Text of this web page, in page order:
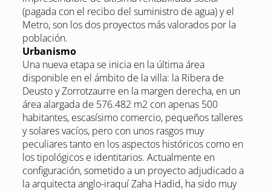
(pagada con el recibo del suministro de agua) y el
Metro, son los dos proyectos más valorados por la
población.
Urbanismo
Una nueva etapa se inicia en la última área
disponible en el ámbito de la villa: la Ribera de
Deusto y Zorrotzaurre en la margen derecha, en un
área alargada de 576.482 m2 con apenas 500
habitantes, escasísimo comercio, pequeños talleres
y solares vacíos, pero con unos rasgos muy
peculiares tanto en los aspectos históricos como en
los tipológicos e identitarios. Actualmente en
configuración, sometido a un proyecto adjudicado a
la arquitecta anglo-iraquí Zaha Hadid, ha sido muy